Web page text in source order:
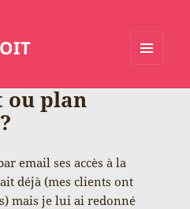
ou plan
email ses accès à la
déjà (mes clients ont
mais je lui ai redonné